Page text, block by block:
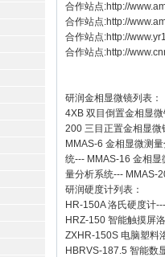
合作站点:http://
合作站点:http://
合作站点:http://
合作站点:http://
研润金相显微镜列表：
4XB 双目倒置金相显
200 三目正置金相显微
MMAS-6 金相显微测
统--- MMAS-16 金相显
量分析系统--- MMAS-
研润硬度计列表：
HR-150A 洛氏硬度计
HRZ-150 智能触摸屏
ZXHR-150S 电脑塑料
HBRVS-187.5 智能数